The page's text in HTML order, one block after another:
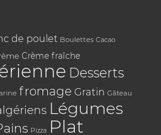
de poulet Boulettes Cacao
Crème fraîche
Desserts
fromage Gratin Gâteau
Légumes
Pizza Plat